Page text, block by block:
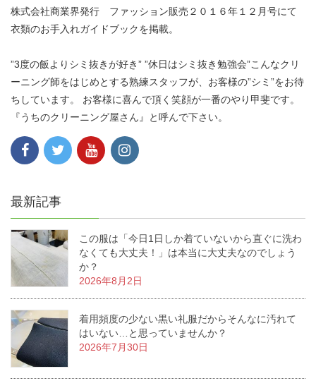
株式会社商業界発行 ファッション販売２０１６年１２月号にて
衣類のお手入れガイドブックを掲載。
”3度の飯よりシミ抜きが好き” ”休日はシミ抜き勉強会”こんなクリ
ーニング師をはじめとする熟練スタッフが、お客様の”シミ”をお待
ちしています。 お客様に喜んで頂く笑顔が一番のやり甲斐です。
『うちのクリーニング屋さん』と呼んで下さい。
最新記事
この服は「今日1日しか着ていないから直ぐに洗わ
なくても大丈夫！」は本当に大丈夫なのでしょう
か？
2026年8月2日
着用頻度の少ない黒い礼服だからそんなに汚れて
はいない…と思っていませんか？
2026年7月30日